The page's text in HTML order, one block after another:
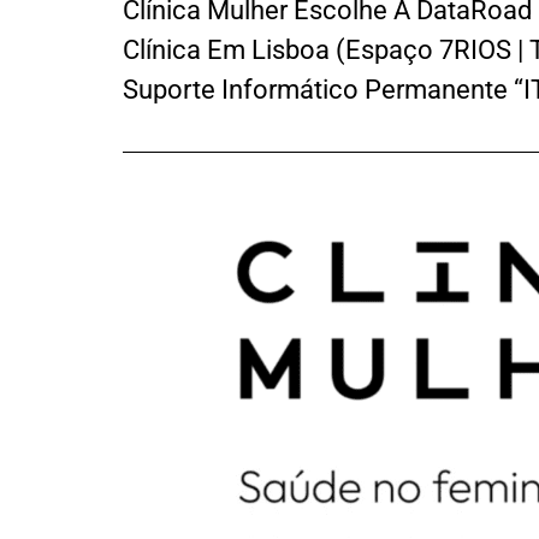
Clínica Mulher Escolhe A
Clínica Em Lisboa (Espaço 7RIOS
Suporte Informático Permanente